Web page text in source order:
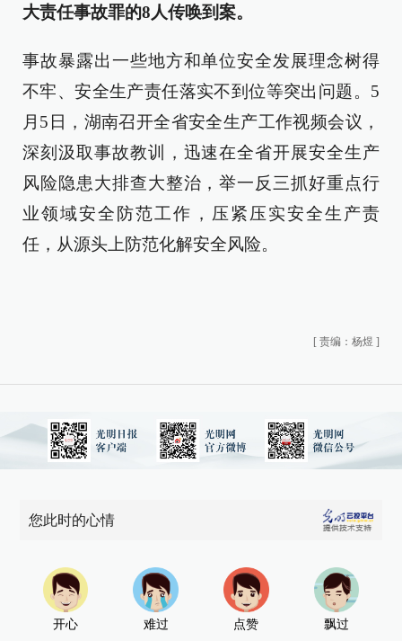
大责任事故罪的8人传唤到案。
事故暴露出一些地方和单位安全发展理念树得
不牢、安全生产责任落实不到位等突出问题。5
月5日，湖南召开全省安全生产工作视频会议，
深刻汲取事故教训，迅速在全省开展安全生产
风险隐患大排查大整治，举一反三抓好重点行
业领域安全防范工作，压紧压实安全生产责
任，从源头上防范化解安全风险。
[ 责编：杨煜 ]
您此时的心情
开心 难过 点赞 飘过